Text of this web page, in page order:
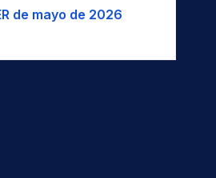
de mayo de 2026